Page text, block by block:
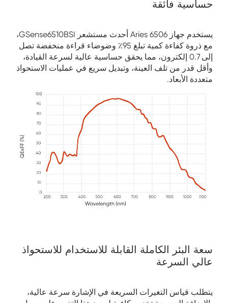
حساسية فائقة
يستخدم جهاز Aries 6506 أحدث مستشعر GSense6510BSI،
مع ذروة كفاءة كمية تبلغ 95٪ وضوضاء قراءة منخفضة تصل
إلى 0.7 إلكترون، مما يحقق حساسية عالية لسرعة القيادة،
وأقل قدر من تلف العينة، وتبديل سريع في عمليات الاستحواذ
متعددة الأبعاد.
سعة البئر الكاملة القابلة للاستخدام للاستحواذ
عالي السرعة
يتطلب قياس التغيرات السريعة في الإشارة سرعة عالية،